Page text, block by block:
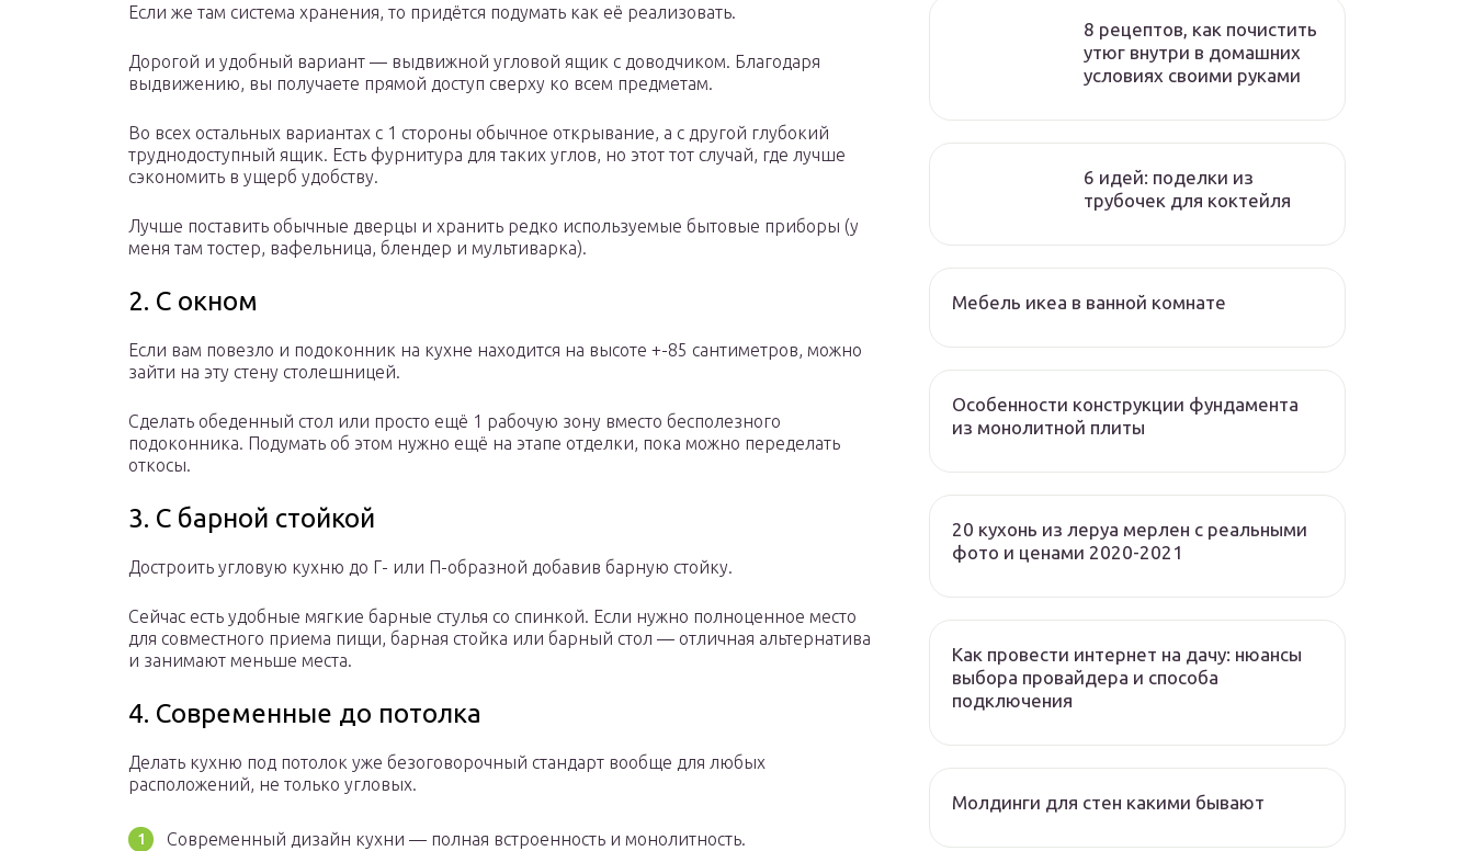
Если же там система хранения, то придётся подумать как её реализовать.
Дорогой и удобный вариант — выдвижной угловой ящик с доводчиком. Благодаря
выдвижению, вы получаете прямой доступ сверху ко всем предметам.
Во всех остальных вариантах с 1 стороны обычное открывание, а с другой глубокий
труднодоступный ящик. Есть фурнитура для таких углов, но этот тот случай, где лучше
сэкономить в ущерб удобству.
Лучше поставить обычные дверцы и хранить редко используемые бытовые приборы (у
меня там тостер, вафельница, блендер и мультиварка).
2. С окном
Если вам повезло и подоконник на кухне находится на высоте +-85 сантиметров, можно
зайти на эту стену столешницей.
Сделать обеденный стол или просто ещё 1 рабочую зону вместо бесполезного
подоконника. Подумать об этом нужно ещё на этапе отделки, пока можно переделать
откосы.
3. С барной стойкой
Достроить угловую кухню до Г- или П-образной добавив барную стойку.
Сейчас есть удобные мягкие барные стулья со спинкой. Если нужно полноценное место
для совместного приема пищи, барная стойка или барный стол — отличная альтернатива
и занимают меньше места.
4. Современные до потолка
Делать кухню под потолок уже безоговорочный стандарт вообще для любых
расположений, не только угловых.
Современный дизайн кухни — полная встроенность и монолитность.
8 рецептов, как почистить
утюг внутри в домашних
условиях своими руками
6 идей: поделки из
трубочек для коктейля
Мебель икеа в ванной комнате
Особенности конструкции фундамента
из монолитной плиты
20 кухонь из леруа мерлен с реальными
фото и ценами 2020-2021
Как провести интернет на дачу: нюансы
выбора провайдера и способа
подключения
Молдинги для стен какими бывают